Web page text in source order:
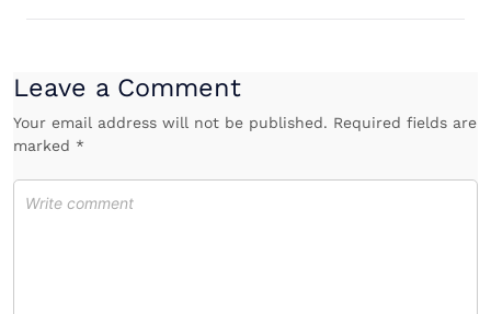
Leave a Comment
Your email address will not be published. Required fields are
marked *